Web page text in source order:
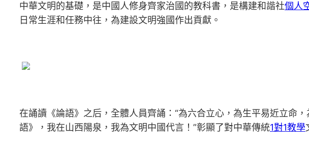
中華文明的基礎，是中國人修身齊家治國的教科書，是構建和諧社個人
日常生涯和任務中往，為建設文明強國作出貢獻。
在誦讀《論語》之后，全體人員齊誦：“為六合立心，為生平易近立命
語》，我在山西陽泉，我為文明中國代言！”彰顯了對中華傳統1對1教學